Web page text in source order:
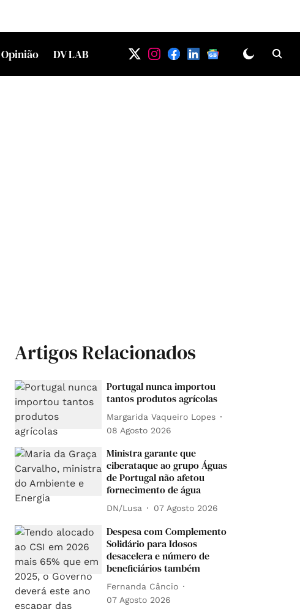
Opinião DV LAB
Artigos Relacionados
Portugal nunca importou
tantos produtos agrícolas
Margarida Vaqueiro Lopes
08 Agosto 2026
Ministra garante que
ciberataque ao grupo Águas
de Portugal não afetou
fornecimento de água
DN/Lusa 07 Agosto 2026
Despesa com Complemento
Solidário para Idosos
desacelera e número de
beneficiários também
Fernanda Câncio
07 Agosto 2026